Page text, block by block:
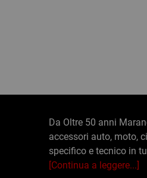
Da Oltre 50 anni
accessori auto, moto,
specifico e tecnico in
[Continua a leggere...]